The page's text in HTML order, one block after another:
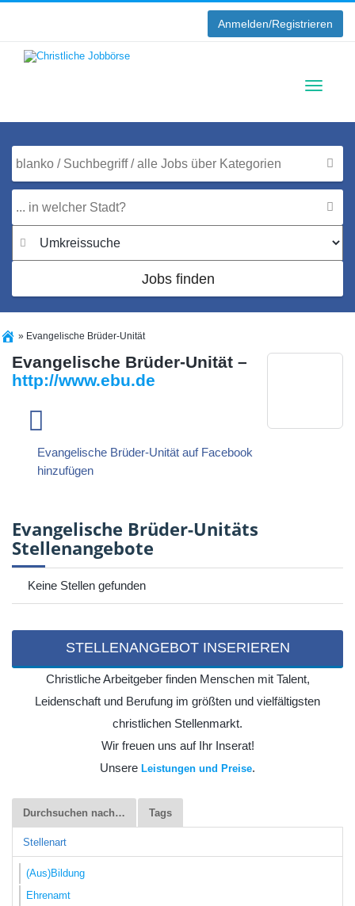
Anmelden/Registrieren
Jobs finden
» Evangelische Brüder-Unität
Evangelische Brüder-Unität –
http://www.ebu.de
Evangelische Brüder-Unität auf Facebook
hinzufügen
Evangelische Brüder-Unitäts
Stellenangebote
Keine Stellen gefunden
STELLENANGEBOT INSERIEREN
Christliche Arbeitgeber finden Menschen mit Talent,
Leidenschaft und Berufung im größten und vielfältigsten
christlichen Stellenmarkt.
Wir freuen uns auf Ihr Inserat!
Unsere Leistungen und Preise.
Durchsuchen nach… Tags
Stellenart
(Aus)Bildung
Ehrenamt